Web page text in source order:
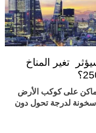
تغير المناخ
على كوكب الأرض
سخونة لدرجة تحول دون